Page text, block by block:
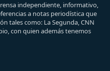
independiente, informativo,
a notas periodística que
tales como: La Segunda, CNN
con quien además tenemos